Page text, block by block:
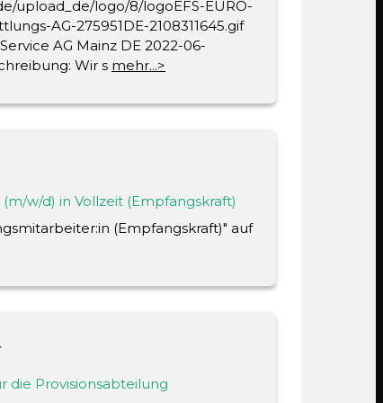
11.06.1997
19 Jahre
92,35%
des Entscheiders
zurück. Diese liefern eine
mit SCOREDEX
ermittelt.
Nein
Nein
Ja
upload_de/logo/8/logoEFS-EURO-
AG-275951DE-2108311645.gif
AG Mainz DE 2022-06-
Wir s mehr...>
w/d) in Vollzeit (Empfangskraft)
(Empfangskraft)" auf
die Provisionsabteilung